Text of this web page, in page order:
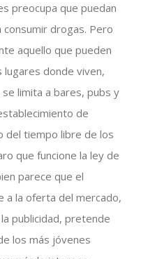
preocupa que puedan
drogas. Pero
aquello que pueden
lugares donde viven,
limita a bares, pubs y
de
del tiempo libre de los
que funcione la ley de
parece que el
la oferta del mercado,
publicidad, pretende
los más jóvenes